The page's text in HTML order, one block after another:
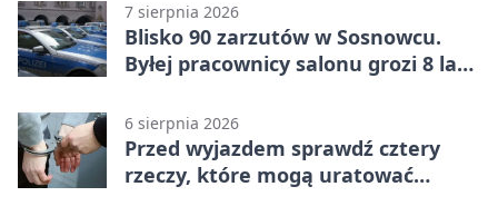
7 sierpnia 2026
Blisko 90 zarzutów w Sosnowcu.
Byłej pracownicy salonu grozi 8 lat
6 sierpnia 2026
Przed wyjazdem sprawdź cztery
rzeczy, które mogą uratować